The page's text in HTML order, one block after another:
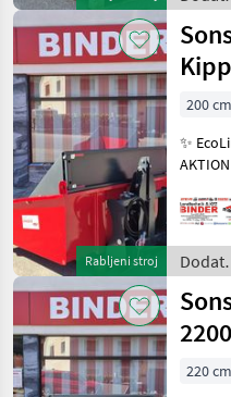
130cm
za
/
Rabljeni stroj
DW
200 cm
✨
DW.
+
za
/DW
220 cm